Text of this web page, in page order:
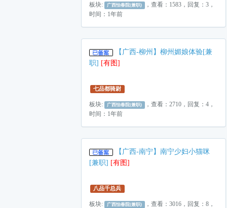
板块: 广西怡春院(兼职) ，查看：1583，回复：3，
时间：1年前
【广西-柳州】柳州媚娘体验[兼
职] [有图]
七品都骑尉
板块: 广西怡春院(兼职) ，查看：2710，回复：4，
时间：1年前
【广西-南宁】南宁少妇小猫咪
[兼职] [有图]
八品千总兵
板块: 广西怡春院(兼职) ，查看：3016，回复：8，